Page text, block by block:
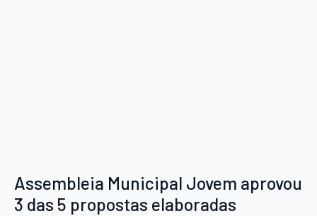
Assembleia Municipal Jovem aprovou
3 das 5 propostas elaboradas